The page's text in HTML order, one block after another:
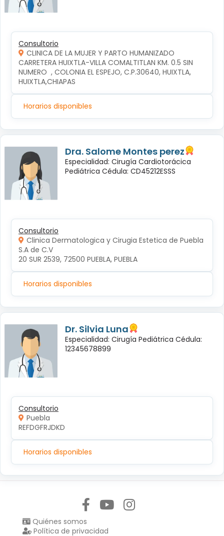
Consultorio
CLINICA DE LA MUJER Y PARTO HUMANIZADO
CARRETERA HUIXTLA-VILLA COMALTITLAN KM. 0.5 SIN
NUMERO  , COLONIA EL ESPEJO, C.P.30640, HUIXTLA,
HUIXTLA,CHIAPAS
Horarios disponibles
Dra. Salome Montes perez
Especialidad: Cirugía Cardiotorácica
Pediátrica Cédula: CD45212ESSS
Consultorio
Clinica Dermatologica y Cirugia Estetica de Puebla
S.A de C.V
20 SUR 2539, 72500 PUEBLA, PUEBLA
Horarios disponibles
Dr. Silvia Luna
Especialidad: Cirugía Pediátrica Cédula:
12345678899
Consultorio
Puebla
REFDGFRJDKD
Horarios disponibles
Quiénes somos
Política de privacidad